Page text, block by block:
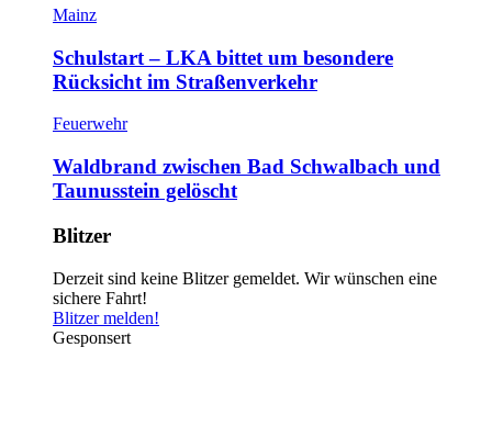
Mainz
Schulstart – LKA bittet um besondere
Rücksicht im Straßenverkehr
Feuerwehr
Waldbrand zwischen Bad Schwalbach und
Taunusstein gelöscht
Blitzer
Derzeit sind keine Blitzer gemeldet. Wir wünschen eine
sichere Fahrt!
Blitzer melden!
Gesponsert